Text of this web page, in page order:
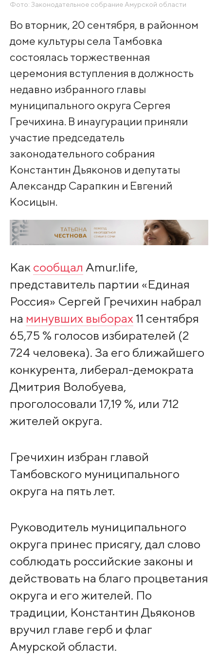
Фото: Законодательное собрание Амурской области
Во вторник, 20 сентября, в районном
доме культуры села Тамбовка
состоялась торжественная
церемония вступления в должность
недавно избранного главы
муниципального округа Сергея
Гречихина. В инаугурации приняли
участие председатель
законодательного собрания
Константин Дьяконов и депутаты
Александр Сарапкин и Евгений
Косицын.
Как сообщал Amur.life,
представитель партии «Единая
Россия» Сергей Гречихин набрал
на минувших выборах 11 сентября
65,75 % голосов избирателей (2
724 человека). За его ближайшего
конкурента, либерал-демократа
Дмитрия Волобуева,
проголосовали 17,19 %, или 712
жителей округа.
Гречихин избран главой
Тамбовского муниципального
округа на пять лет.
Руководитель муниципального
округа принес присягу, дал слово
соблюдать российские законы и
действовать на благо процветания
округа и его жителей. По
традиции, Константин Дьяконов
вручил главе герб и флаг
Амурской области.